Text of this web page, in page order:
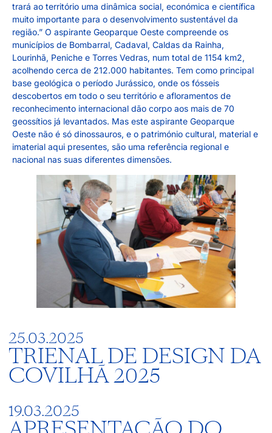
25.03.2025
TRIENAL DE DESIGN DA
COVILHÃ 2025
19.03.2025
trará ao território uma dinâmica social, económica e científica
muito importante para o desenvolvimento sustentável da
região.” O aspirante Geoparque Oeste compreende os
municípios de Bombarral, Cadaval, Caldas da Rainha,
Lourinhã, Peniche e Torres Vedras, num total de 1154 km2,
acolhendo cerca de 212.000 habitantes. Tem como principal
base geológica o período Jurássico, onde os fósseis
descobertos em todo o seu território e afloramentos de
reconhecimento internacional dão corpo aos mais de 70
geossítios já levantados. Mas este aspirante Geoparque
Oeste não é só dinossauros, e o património cultural, material e
imaterial aqui presentes, são uma referência regional e
nacional nas suas diferentes dimensões.